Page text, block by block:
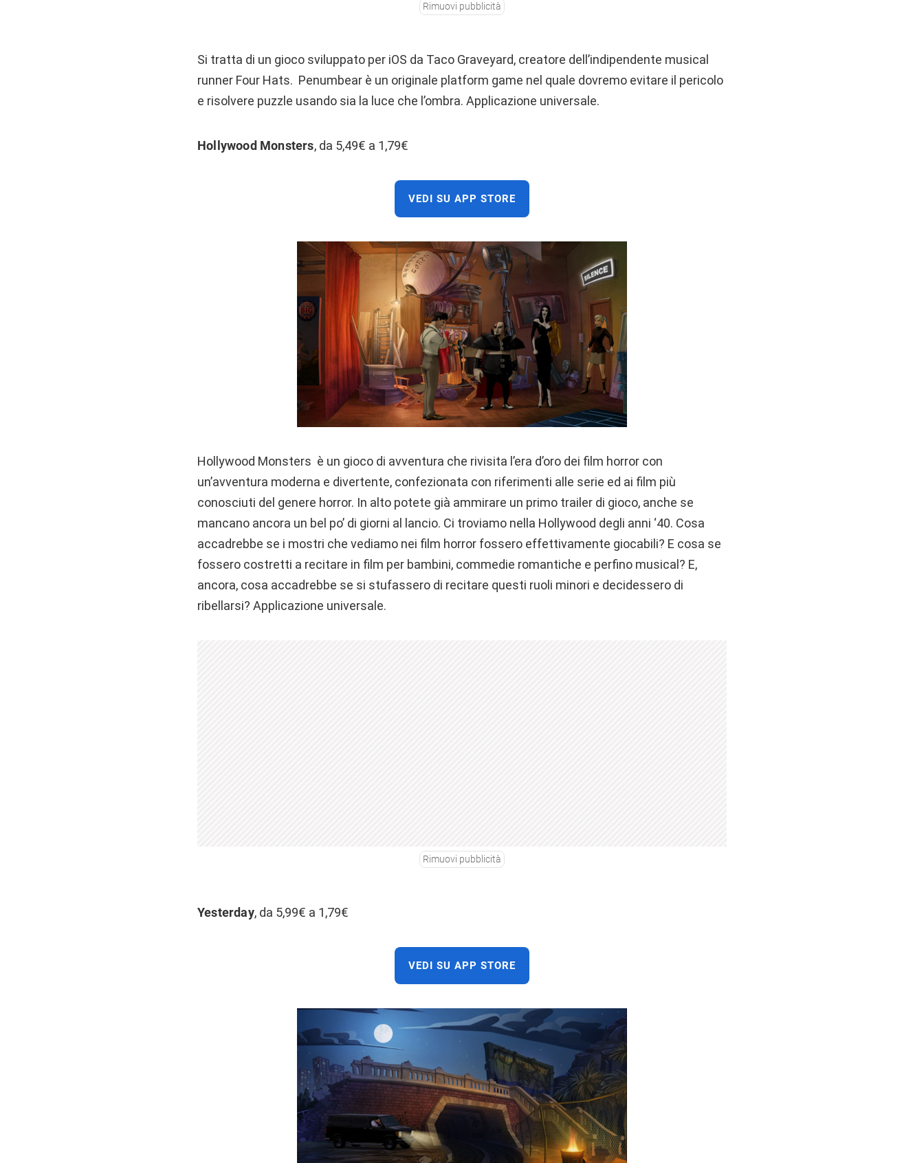
Rimuovi pubblicità
Si tratta di un gioco sviluppato per iOS da Taco Graveyard, creatore dell’indipendente musical
runner Four Hats. Penumbear è un originale platform game nel quale dovremo evitare il pericolo
e risolvere puzzle usando sia la luce che l’ombra. Applicazione universale.
Hollywood Monsters, da 5,49€ a 1,79€
VEDI SU APP STORE
Hollywood Monsters è un gioco di avventura che rivisita l’era d’oro dei film horror con
un’avventura moderna e divertente, confezionata con riferimenti alle serie ed ai film più
conosciuti del genere horror. In alto potete già ammirare un primo trailer di gioco, anche se
mancano ancora un bel po’ di giorni al lancio. Ci troviamo nella Hollywood degli anni ‘40. Cosa
accadrebbe se i mostri che vediamo nei film horror fossero effettivamente giocabili? E cosa se
fossero costretti a recitare in film per bambini, commedie romantiche e perfino musical? E,
ancora, cosa accadrebbe se si stufassero di recitare questi ruoli minori e decidessero di
ribellarsi? Applicazione universale.
Rimuovi pubblicità
Yesterday, da 5,99€ a 1,79€
VEDI SU APP STORE